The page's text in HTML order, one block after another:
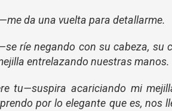
da una vuelta para detallarme.
ríe negando con su cabeza, su
entrelazando nuestras manos.
tu—suspira acariciando mi
por lo elegante que es, nos